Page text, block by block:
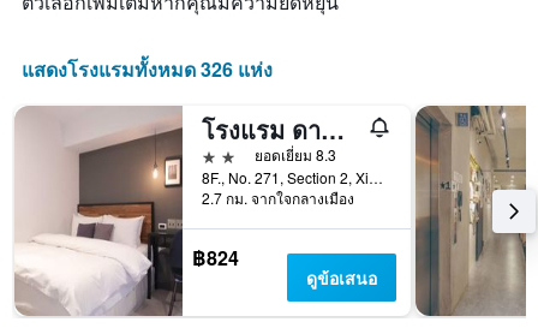
แกน
วัน
สัปดาห์
แกน
ดง
ราคา
แสดงโรงแรมทั้งหมด 326 แห่ง
โรงแรม ดาน พาร์ก - โฮสเทล
2 ดาว
ยอดเยี่ยม 8.3
8F., No. 271, Section 2, Xinyi Road, ไทเป, ไต้หวัน
2.7 กม. จากใจกลางเมือง
฿824
ดูข้อเสนอ